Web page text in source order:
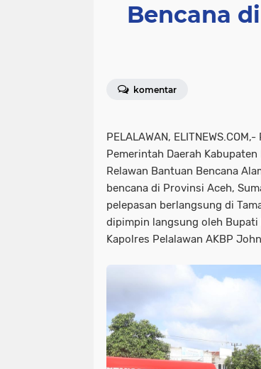
Bencana
komentar
PELALAWAN,
Pemerintah Daerah
Relawan Bantuan Bencana
bencana di Provinsi Aceh,
pelepasan berlangsung di
dipimpin langsung oleh Bupati
Kapolres Pelalawan AKBP